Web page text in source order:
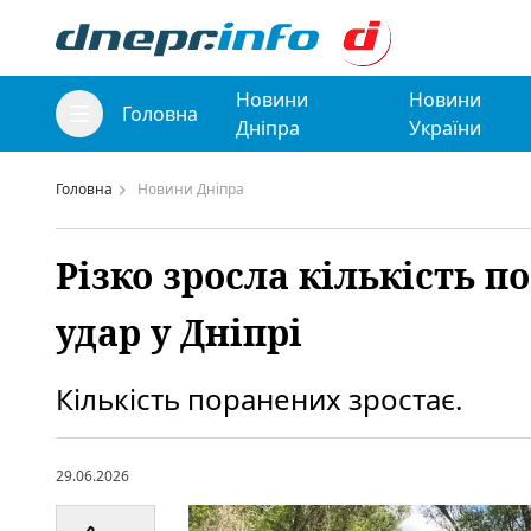
Головна
Новини
Дніпра
Новини
України
Головна Новини Дніпра
Різко зросла кількість
удар у Дніпрі
Кількість поранених зростає.
29.06.2026